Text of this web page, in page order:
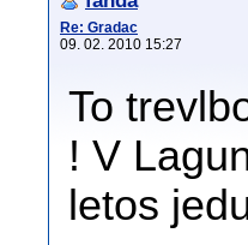
Re: Gradac
09. 02. 2010 15:27
To
! V
letos